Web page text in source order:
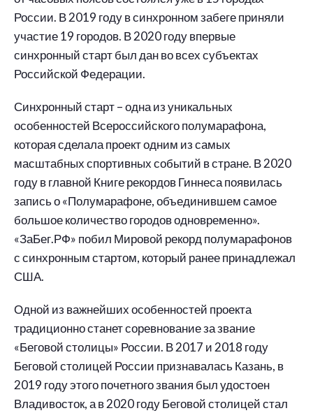
России. В 2019 году в синхронном забеге приняли
участие 19 городов. В 2020 году впервые
синхронный старт был дан во всех субъектах
Российской Федерации.
Синхронный старт – одна из уникальных
особенностей Всероссийского полумарафона,
которая сделала проект одним из самых
масштабных спортивных событий в стране. В 2020
году в главной Книге рекордов Гиннеса появилась
запись о «Полумарафоне, объединившем самое
большое количество городов одновременно».
«ЗаБег.РФ» побил Мировой рекорд полумарафонов
с синхронным стартом, который ранее принадлежал
США.
Одной из важнейших особенностей проекта
традиционно станет соревнование за звание
«Беговой столицы» России. В 2017 и 2018 году
Беговой столицей России признавалась Казань, в
2019 году этого почетного звания был удостоен
Владивосток, а в 2020 году Беговой столицей стал